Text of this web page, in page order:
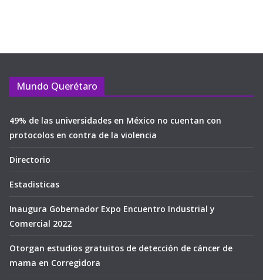
Mundo Querétaro
49% de las universidades en México no cuentan con
protocolos en contra de la violencia
Directorio
Estadisticas
Inaugura Gobernador Expo Encuentro Industrial y
Comercial 2022
Otorgan estudios gratuitos de detección de cáncer de
mama en Corregidora